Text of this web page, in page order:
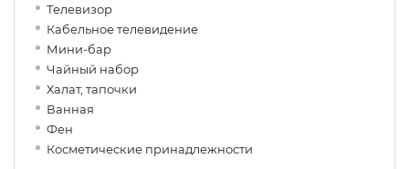
Телевизор
Кабельное телевидение
Мини-бар
Чайный набор
Халат, тапочки
Ванная
Фен
Косметические принадлежности